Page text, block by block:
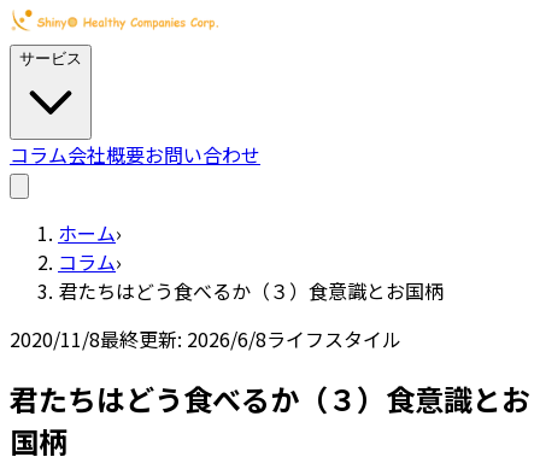
サービス
コラム会社概要お問い合わせ
ホーム›
コラム›
君たちはどう食べるか（３）食意識とお国柄
2020/11/8最終更新: 2026/6/8ライフスタイル
君たちはどう食べるか（３）食意識とお
国柄